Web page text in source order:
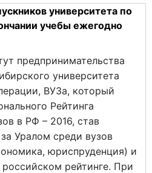
университета по
учебы ежегодно
предпринимательства
университета
ВУЗа, который
Рейтинга
в РФ – 2016, став
Уралом среди вузов
юриспруденция) и
рейтинге. При